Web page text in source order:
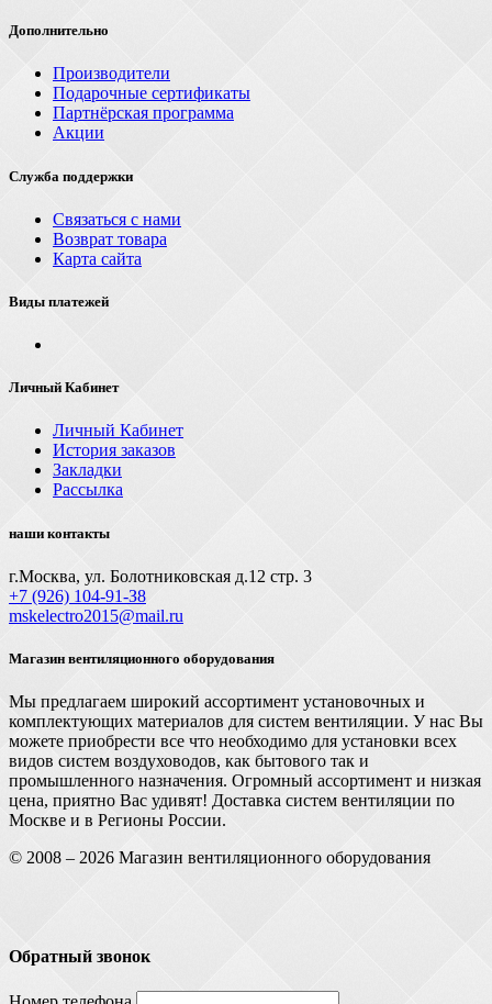
Дополнительно
Производители
Подарочные сертификаты
Партнёрская программа
Акции
Служба поддержки
Связаться с нами
Возврат товара
Карта сайта
Виды платежей
Личный Кабинет
Личный Кабинет
История заказов
Закладки
Рассылка
наши контакты
г.Москва, ул. Болотниковская д.12 стр. 3
+7 (926) 104-91-З8
mskelectro2015@mail.ru
Магазин вентиляционного оборудования
Мы предлагаем широкий ассортимент установочных и
комплектующих материалов для систем вентиляции. У нас Вы
можете приобрести все что необходимо для установки всех
видов систем воздуховодов, как бытового так и
промышленного назначения. Огромный ассортимент и низкая
цена, приятно Вас удивят! Доставка систем вентиляции по
Москве и в Регионы России.
© 2008 – 2026 Магазин вентиляционного оборудования
Обратный звонок